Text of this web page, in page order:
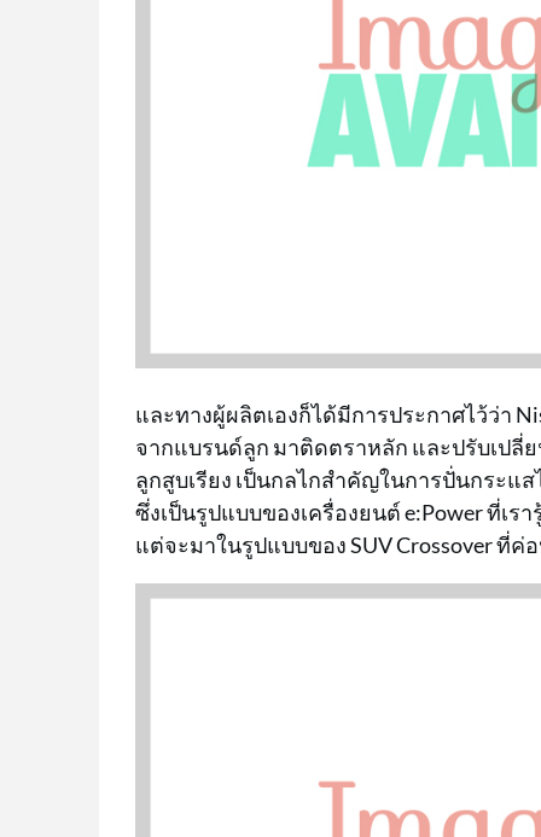
และทางผู้ผลิตเองก็ได้มีการประกาศไว้ว่า
จากแบรนด์ลูก มาติดตราหลัก และปรับเปลี่
ลูกสูบเรียง เป็นกลไกสำคัญในการปั่นกระแ
ซึ่งเป็นรูปแบบของเครื่องยนต์ e:Power ที่เร
แต่จะมาในรูปแบบของ SUV Crossover ที่